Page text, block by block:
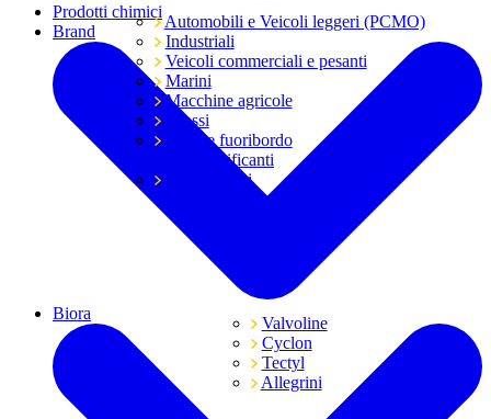
Automobili e Veicoli leggeri (PCMO)
Industriali
Veicoli commerciali e pesanti
Marini
Macchine agricole
Grassi
Moto e fuoribordo
Tutti i lubrificanti
Trasmissioni
Prodotti chimici
Brand
Valvoline
Cyclon
Tectyl
Allegrini
Biora